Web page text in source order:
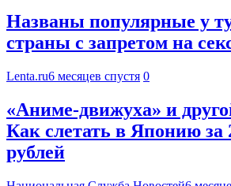
Названы популярные у
страны с запретом на
Lenta.ru6 месяцев спустя 0
«Аниме-движуха» и
Как слетать в Японию за
рублей